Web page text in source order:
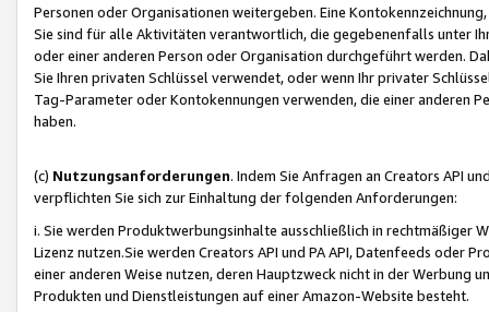
Personen oder Organisationen weitergeben. Eine
Sie sind für alle Aktivitäten verantwortlich, die gegebenenfalls unter
oder einer anderen Person oder Organisation durchgeführt werden.
Sie Ihren privaten Schlüssel verwendet, oder wenn Ihr privater
Tag-Parameter oder Kontokennungen verwenden, die einer anderen
haben.
(c) Nutzungsanforderungen. Indem Sie Anfragen an Creators API
verpflichten Sie sich zur Einhaltung der folgenden Anforderungen:
i. Sie werden Produktwerbungsinhalte ausschließlich in rechtmäßiger
Lizenz nutzen.Sie werden Creators API und PA API, Datenfeeds oder
einer anderen Weise nutzen, deren Hauptzweck nicht in der Werbung
Produkten und Dienstleistungen auf einer Amazon-Website besteht.